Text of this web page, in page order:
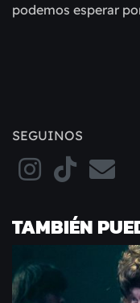
podemos esperar
SEGUINOS
TAMBIÉN